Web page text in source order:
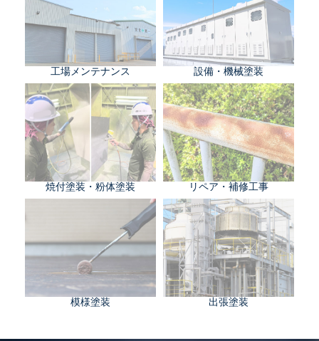
工場メンテナンス 設備・機械塗装
焼付塗装・粉体塗装 リペア・補修工事
模様塗装 出張塗装